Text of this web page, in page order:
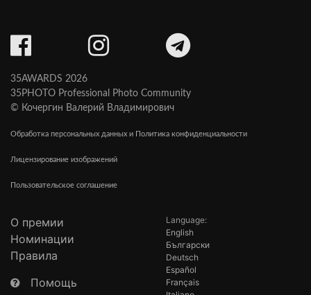
35AWARDS 2026
35PHOTO Professional Photo Community
© Кочергин Валерий Владимирович
Обработка персональных данных и Политика конфиденциальности
Лицензирование изображений
Пользовательское соглашение
О премии
Номинации
Правила
Помощь
Language:
English
Български
Deutsch
Español
Français